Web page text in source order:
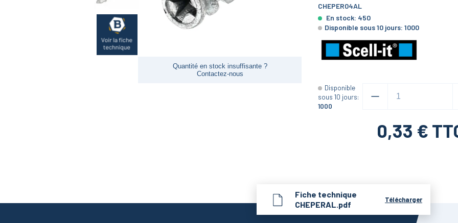
Quantité en stock insuffisante ?
Contactez-nous
CHEPER04AL
En stock: 450
Disponible sous 10 jours:1000
Disponible
sous 10 jours:
1000
0,33 €
Fiche technique
CHEPERAL.pdf
Télécharger